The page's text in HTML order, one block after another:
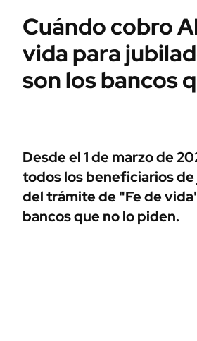
Campo
FINANZAS
Dólar
Cuándo cobro
vida para
son los bancos
Desde el 1 de marzo de
todos los beneficiarios
del trámite de "Fe de
bancos que no lo piden.